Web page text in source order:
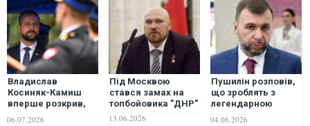
Владислав
Косиняк-Камиш
вперше розкрив,
06.07.2026
Під Москвою
стався замах на
топбойовика "ДНР"
13.06.2026
Пушилін розповів,
що зроблять з
легендарною
04.06.2026